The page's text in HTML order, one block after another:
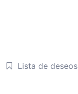
Lista de deseos